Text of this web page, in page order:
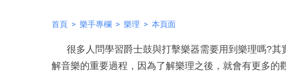
首頁> 樂手專欄> 樂理 > 本頁面
很多人問學習爵士鼓與打擊樂器需要用到樂理嗎?
解音樂的重要過程，因為了解樂理之後，就會有更多的